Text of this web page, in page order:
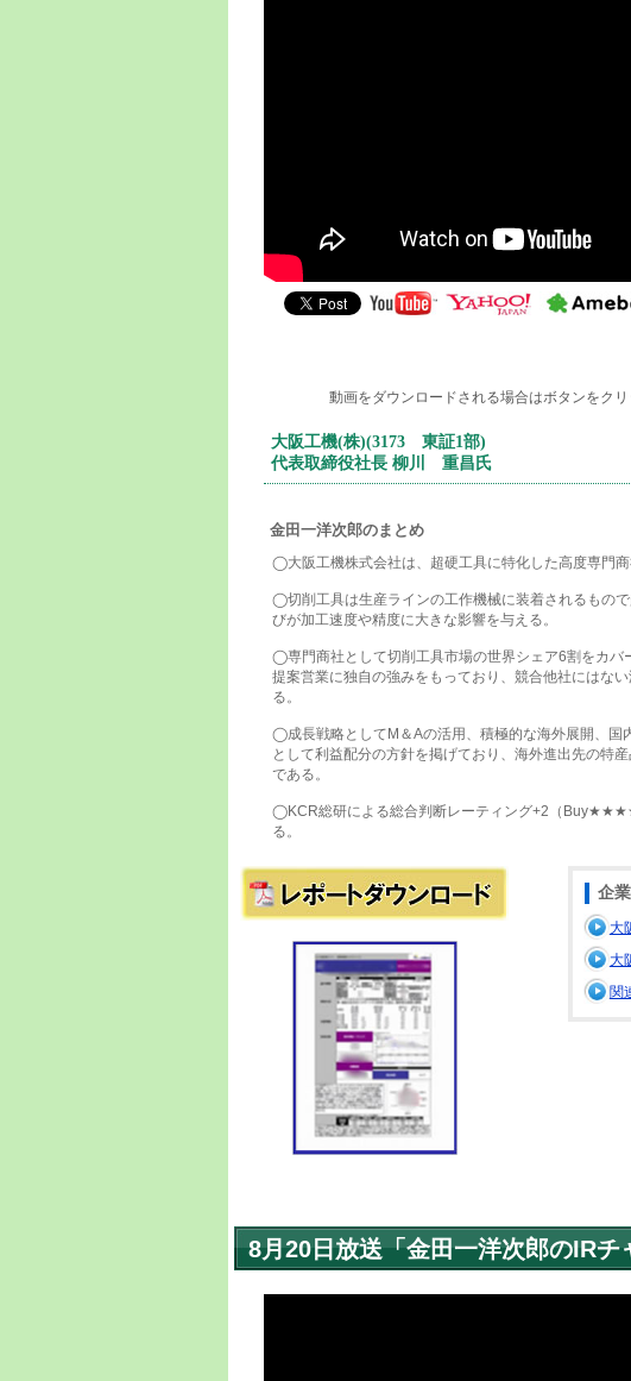
動画をダウンロードされる場合はボタンをクリ
大阪工機(株)(3173 東証1部)
代表取締役社長 柳川 重昌氏
金田一洋次郎のまとめ
◯大阪工機株式会社は、超硬工具に特化した高度専門
◯切削工具は生産ラインの工作機械に装着されるもの
びが加工速度や精度に大きな影響を与える。
◯専門商社として切削工具市場の世界シェア6割をカバ
提案営業に独自の強みをもっており、競合他社にはな
る。
◯成長戦略としてM＆Aの活用、積極的な海外展開、国
として利益配分の方針を掲げており、海外進出先の特
である。
◯KCR総研による総合判断レーティング+2（
る。
企
大
大
関
8月20日放送「金田一洋次郎のIR